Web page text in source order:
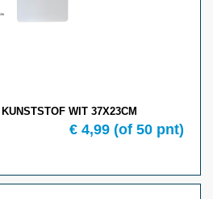
WIT 37X23CM
€ 4,99 (of 50 pnt)